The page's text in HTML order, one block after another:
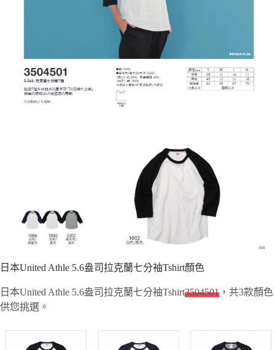
日本United Athle 5.6盎司拉克蘭七分袖Tshirt顏色
日本United Athle 5.6盎司拉克蘭七分袖Tshirt3504501 ，共3款顏色
供您挑選。